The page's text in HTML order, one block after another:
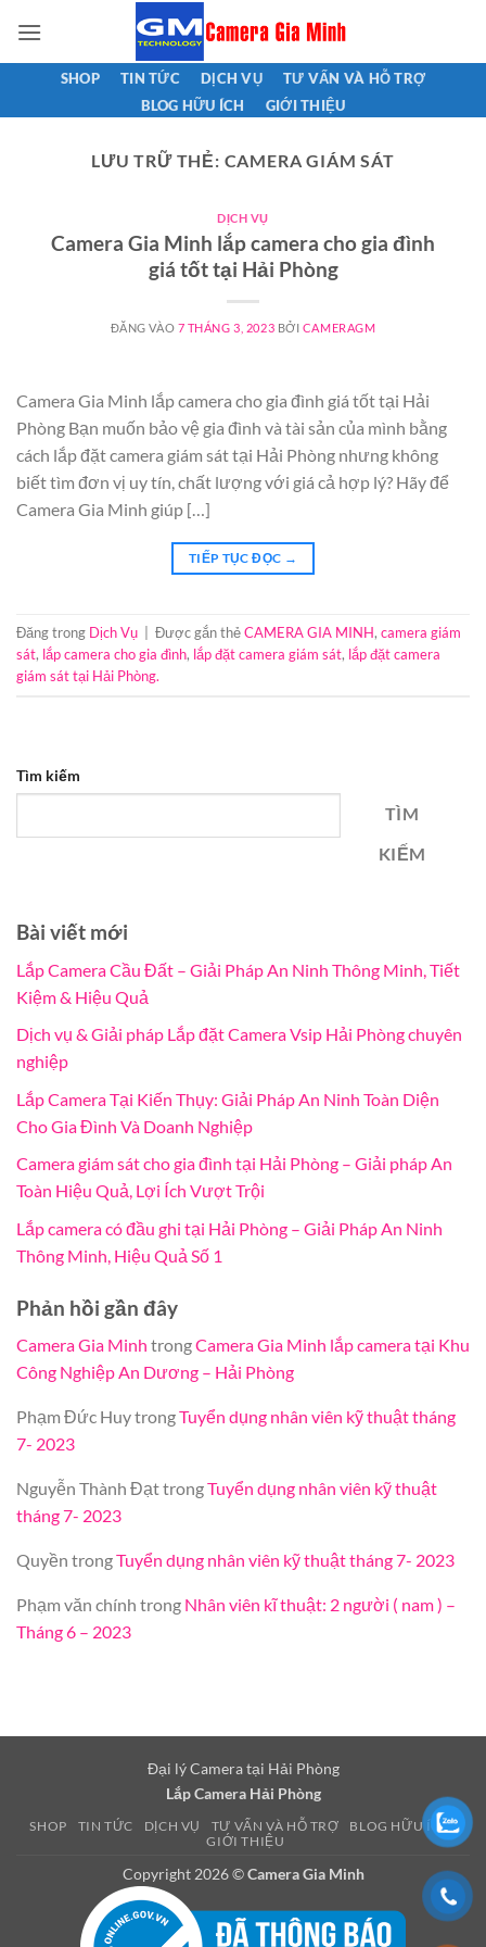
qua
nội
SHOP TIN TỨC DỊCH VỤ
TƯ VẤN VÀ HỖ TRỢ
BLOG HỮU ÍCH
GIỚI THIỆU
LƯU TRỮ THẺ: CAMERA GIÁM SÁT
DỊCH VỤ
Camera Gia Minh lắp camera cho gia đình
giá tốt tại Hải Phòng
ĐĂNG VÀO 7 THÁNG 3, 2023 BỞI CAMERAGM
Camera Gia Minh lắp camera cho gia đình giá tốt tại Hải
Phòng Bạn muốn bảo vệ gia đình và tài sản của mình bằng
cách lắp đặt camera giám sát tại Hải Phòng nhưng không
biết tìm đơn vị uy tín, chất lượng với giá cả hợp lý? Hãy để
Camera Gia Minh giúp […]
TIẾP TỤC ĐỌC →
Đăng trong Dịch Vụ Được gắn thẻCAMERA GIA MINH, camera giám
sát, lắp camera cho gia đình, lắp đặt camera giám sát, lắp đặt camera
giám sát tại Hải Phòng.
Tìm kiếm
TÌM
KIẾM
Bài viết mới
Lắp Camera Cầu Đất – Giải Pháp An Ninh Thông Minh, Tiết
Kiệm & Hiệu Quả
Dịch vụ & Giải pháp Lắp đặt Camera Vsip Hải Phòng chuyên
nghiệp
Lắp Camera Tại Kiến Thụy: Giải Pháp An Ninh Toàn Diện
Cho Gia Đình Và Doanh Nghiệp
Camera giám sát cho gia đình tại Hải Phòng – Giải pháp An
Toàn Hiệu Quả, Lợi Ích Vượt Trội
Lắp camera có đầu ghi tại Hải Phòng – Giải Pháp An Ninh
Thông Minh, Hiệu Quả Số 1
Phản hồi gần đây
Camera Gia Minh trongCamera Gia Minh lắp camera tại Khu
Công Nghiệp An Dương – Hải Phòng
Phạm Đức HuytrongTuyển dụng nhân viên kỹ thuật tháng
7- 2023
Nguyễn Thành ĐạttrongTuyển dụng nhân viên kỹ thuật
tháng 7- 2023
Quyền trongTuyển dụng nhân viên kỹ thuật tháng 7- 2023
Phạm văn chính trong Nhân viên kĩ thuật: 2 người ( nam ) –
Tháng 6 – 2023
Đại lý Camera tại Hải Phòng
Lắp Camera Hải Phòng
SHOP TIN TỨC DỊCH VỤ TƯ VẤN VÀ HỖ TRỢ
BLOG HỮU ÍCH
GIỚI THIỆU
Copyright 2026 ©Camera Gia Minh